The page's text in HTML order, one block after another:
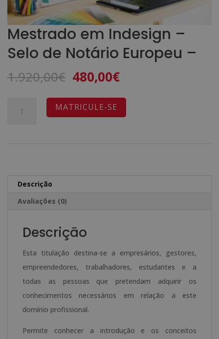
Mestrado em Indesign –
Selo de Notário Europeu –
1.920,00€ O
original
era:
480,00€O
atual
é:
Selo
Europeu
MATRICULE-SE
Descrição
Avaliações (0)
Descrição
Esta titulação destina-se a empresários, gestores,
empreendedores, trabalhadores, estudantes e a
todas as pessoas que pretendam adquirir os
conhecimentos necessários em relação a este
domínio profissional.
Permite conhecer a introdução e os conceitos